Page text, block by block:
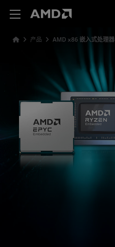
产品 AMD x86 嵌入式处理器